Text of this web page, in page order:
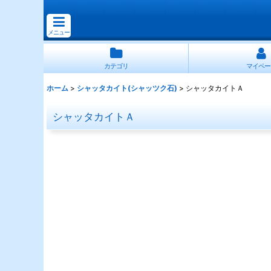
メニュー
カテゴリ マイペ
ホーム > シャッタカイト(シャッツク石) > シャッタカイトＡ
シャッタカイトＡ